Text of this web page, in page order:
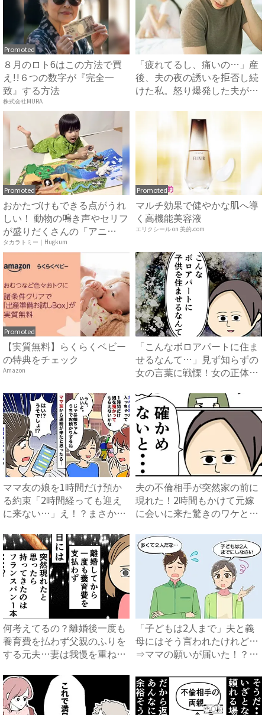
Promoted
８月のロト6はこの方法で買
え!!６つの数字が『完全一
致』する方法
株式会社MURA
「疲れてるし、痛いの…」産
後、夫の夜の誘いを拒否し続
けた私。怒り爆発した夫がま
Promoted
おかたづけもできる点がうれ
しい！ 動物の鳴き声やセリフ
が盛りだくさんの「アニ
ア ...
タカラトミー｜Hugkum
Promoted
マルチ効果で健やかな肌へ導
く高機能美容液
エリクシール on 美的.com
Promoted
【実質無料】らくらくベビー
の特典をチェック
Amazon
「こんなボロアパートに住ま
せるなんて…」見ず知らずの
女の言葉に戦慄！女の正体
ママ友の娘を1時間だけ預か
る約束「2時間経っても迎え
に来ない…」え！？まさかの
夫の不倫相手が突然家の前に
現れた！2時間もかけて元嫁
に会いに来た驚きのワケと
何考えてるの？離婚後一度も
養育費を払わず父親のふりを
する元夫…妻は我慢を重ねて
「子どもは2人まで」夫と義
母にはそう言われたけれど…
⇒ママの願いが届いた！？